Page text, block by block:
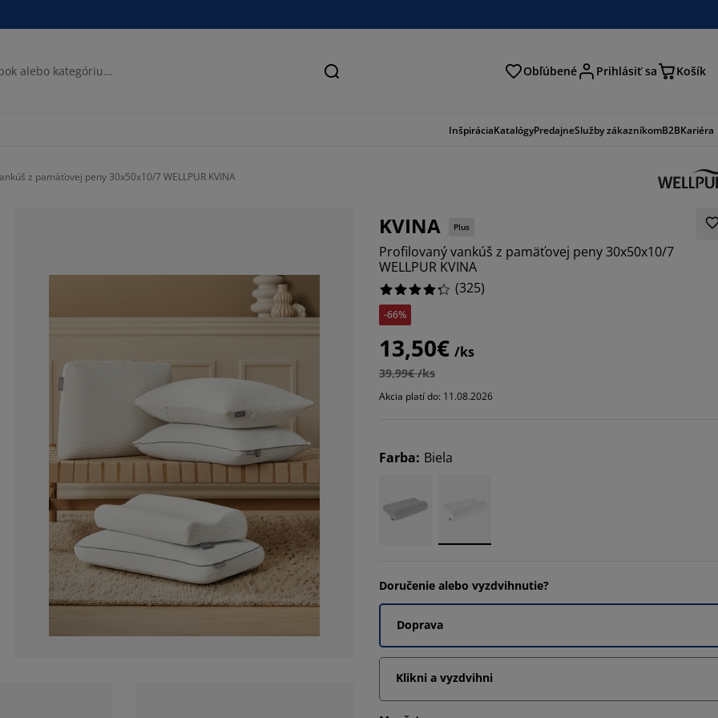
Hľadať Obľúbené Prihlásiť sa Košík
InšpiráciaKatalógyPredajneSlužby zákazníkomB2BKariéra
z pamäťovej peny 30x50x10/7 WELLPUR KVINA
KVINA Plus
Profilovaný vankúš z pamäťovej peny 30x50x10/7
WELLPUR KVINA
(325)
-66%
13,50€ /ks
39,99€ /ks
Akcia platí do: 11.08.2026
Farba: Biela
Doručenie alebo vyzdvihnutie?
Doprava
Klikni a vyzdvihni
73.53846153846155%
8.923076923076923%
4.615384615384616%
3.6923076923076925%
9.230769230769232%